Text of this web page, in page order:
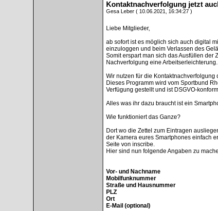
Kontaktnachverfolgung jetzt
Gesa Leber ( 10.06.2021, 16:34:27 )
Liebe Mitglieder,
ab sofort ist es möglich sich auch digital
einzuloggen und beim Verlassen des
Somit erspart man sich das Ausfüllen der
Nachverfolgung eine Arbeitserleichterung.
Wir nutzen für die Kontaktnachverfolgung
Dieses Programm wird vom Sportbund
Verfügung gestellt und ist DSGVO-
Alles was ihr dazu braucht ist ein
Wie funktioniert das Ganze?
Dort wo die Zettel zum Eintragen
der Kamera eures Smartphones einfach
Seite von inscribe.
Hier sind nun folgende Angaben zu
Vor- und Nachname
Mobilfunknummer
Straße und Hausnummer
PLZ
Ort
E-Mail (optional)